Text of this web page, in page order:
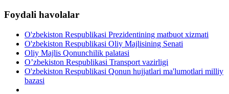
Foydali havolalar
O'zbekiston Respublikasi Prezidentining matbuot xizmati
O'zbekiston Respublikasi Oliy Majlisining Senati
Oliy Majlis Qonunchilik palatasi
O’zbekiston Respublikasi Transport vazirligi
O'zbekiston Respublikasi Qonun hujjatlari ma'lumotlari milliy
bazasi